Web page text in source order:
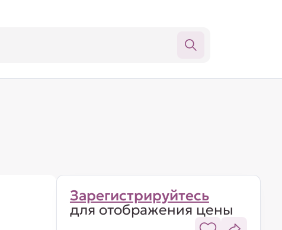
Зарегистрируйтесь
для отображения цены